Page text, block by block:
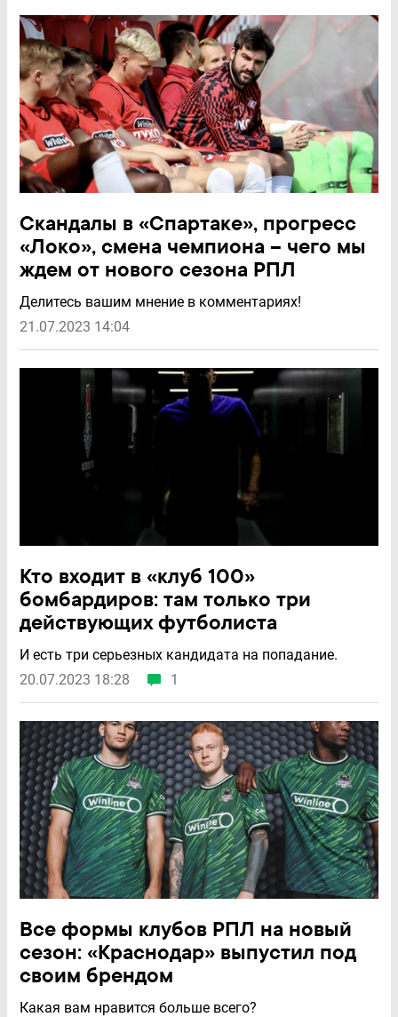
Скандалы в «Спартаке», прогресс
«Локо», смена чемпиона – чего мы
ждем от нового сезона РПЛ
Делитесь вашим мнение в комментариях!
21.07.2023 14:04
Кто входит в «клуб 100»
бомбардиров: там только три
действующих футболиста
И есть три серьезных кандидата на попадание.
20.07.2023 18:28
1
Все формы клубов РПЛ на новый
сезон: «Краснодар» выпустил под
своим брендом
Какая вам нравится больше всего?